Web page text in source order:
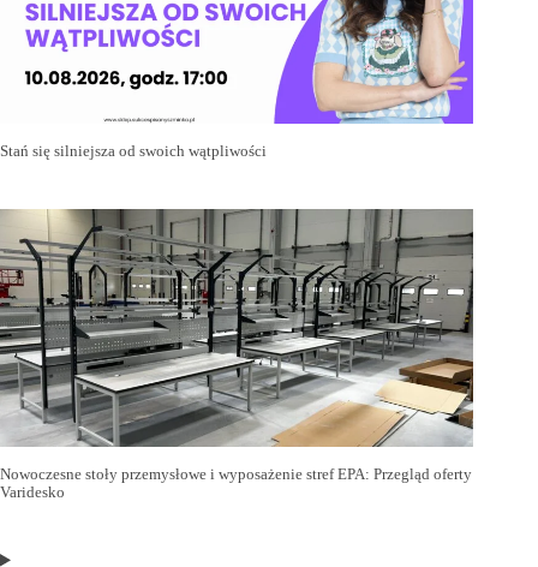
Stań się silniejsza od swoich wątpliwości
Nowoczesne stoły przemysłowe i wyposażenie stref EPA: Przegląd oferty
Varidesko